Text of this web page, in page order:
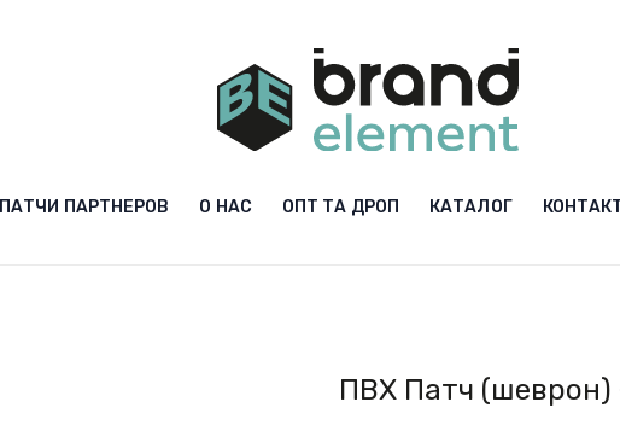
ПАТЧИ ПАРТНЕРОВ О НАС ОПТ ТА ДРОП КАТАЛОГ
ПВХ Патч (шеврон)